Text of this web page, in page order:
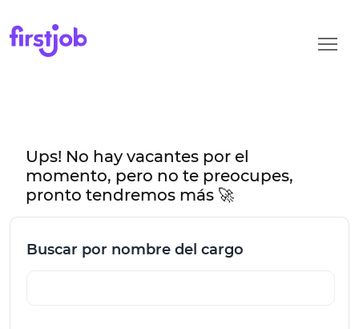
Ups! No hay vacantes por el
momento, pero no te preocupes,
pronto tendremos más 🚀
Buscar por nombre del cargo